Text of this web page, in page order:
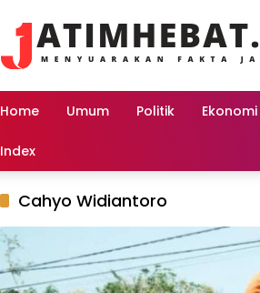
Home Umum Politik Ekonomi
Index
Cahyo Widiantoro